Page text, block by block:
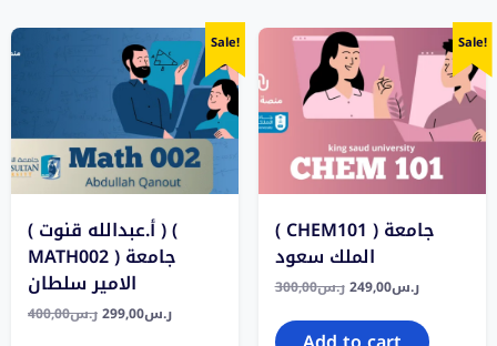
Sale!
( أ.عبدالله قنوت ) (
MATH002 ) جامعة
الامير سلطان
ر.س400,00 ر.س299,00
Sale!
( CHEM101 ) جامعة
الملك سعود
ر.س300,00 ر.س249,00